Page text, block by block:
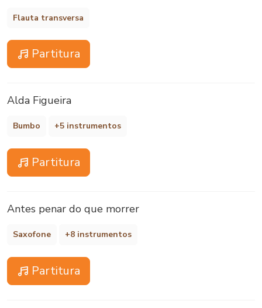
Flauta transversa
Partitura
Alda Figueira
Bumbo +5 instrumentos
Partitura
Antes penar do que morrer
Saxofone +8 instrumentos
Partitura